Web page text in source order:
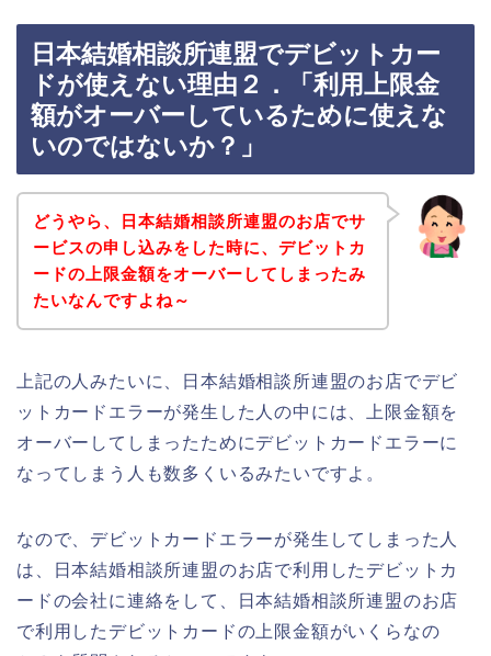
日本結婚相談所連盟でデビットカー
ドが使えない理由２．「利用上限金
額がオーバーしているために使えな
いのではないか？」
どうやら、日本結婚相談所連盟のお店でサ
ービスの申し込みをした時に、デビットカ
ードの上限金額をオーバーしてしまったみ
たいなんですよね～
上記の人みたいに、日本結婚相談所連盟のお店でデビ
ットカードエラーが発生した人の中には、上限金額を
オーバーしてしまったためにデビットカードエラーに
なってしまう人も数多くいるみたいですよ。
なので、デビットカードエラーが発生してしまった人
は、日本結婚相談所連盟のお店で利用したデビットカ
ードの会社に連絡をして、日本結婚相談所連盟のお店
で利用したデビットカードの上限金額がいくらなの